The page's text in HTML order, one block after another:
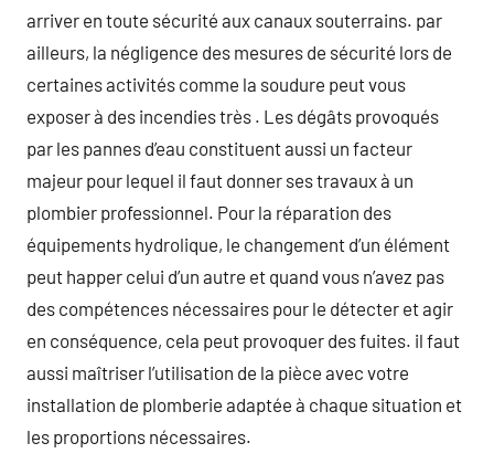
arriver en toute sécurité aux canaux souterrains. par
ailleurs, la négligence des mesures de sécurité lors de
certaines activités comme la soudure peut vous
exposer à des incendies très . Les dégâts provoqués
par les pannes d’eau constituent aussi un facteur
majeur pour lequel il faut donner ses travaux à un
plombier professionnel. Pour la réparation des
équipements hydrolique, le changement d’un élément
peut happer celui d’un autre et quand vous n’avez pas
des compétences nécessaires pour le détecter et agir
en conséquence, cela peut provoquer des fuites. il faut
aussi maîtriser l’utilisation de la pièce avec votre
installation de plomberie adaptée à chaque situation et
les proportions nécessaires.